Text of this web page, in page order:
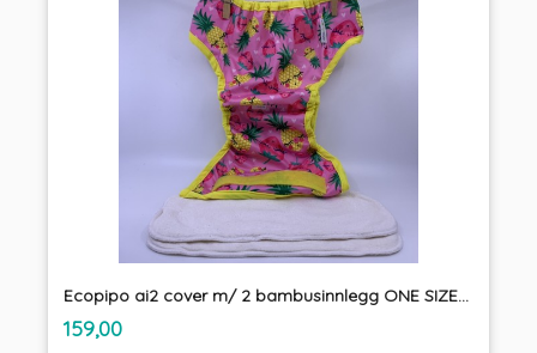
Ecopipo ai2 cover m/ 2 bambusinnlegg ONE SIZE tøybleie
Pris
159,00mva.